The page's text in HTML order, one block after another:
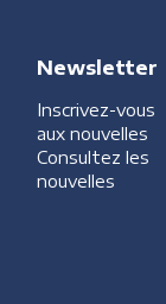
Newsletter
Inscrivez-vous
aux nouvelles
Consultez les
nouvelles